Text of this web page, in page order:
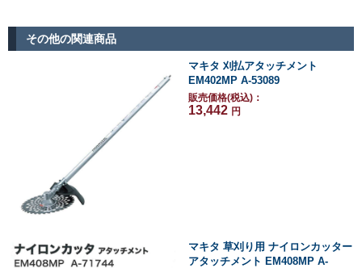
その他の関連商品
マキタ 刈払アタッチメント
EM402MP A-53089
販売価格(税込)：
13,442 円
マキタ 草刈り用 ナイロンカッター
アタッチメント EM408MP A-